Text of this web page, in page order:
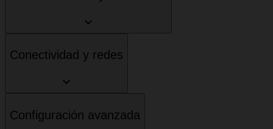
Conectividad y redes
Configuración avanzada